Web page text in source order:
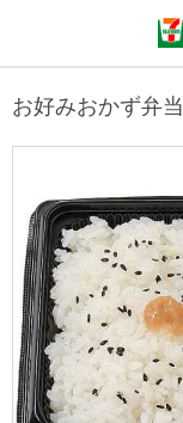
商品のご案内
今週の新商品
来週の新商品
商品カテゴリ一覧
サービス
サービストップ
nanacoトップ
企業情報
企業情報トップ
私たちの取組み
お好みおかず弁当